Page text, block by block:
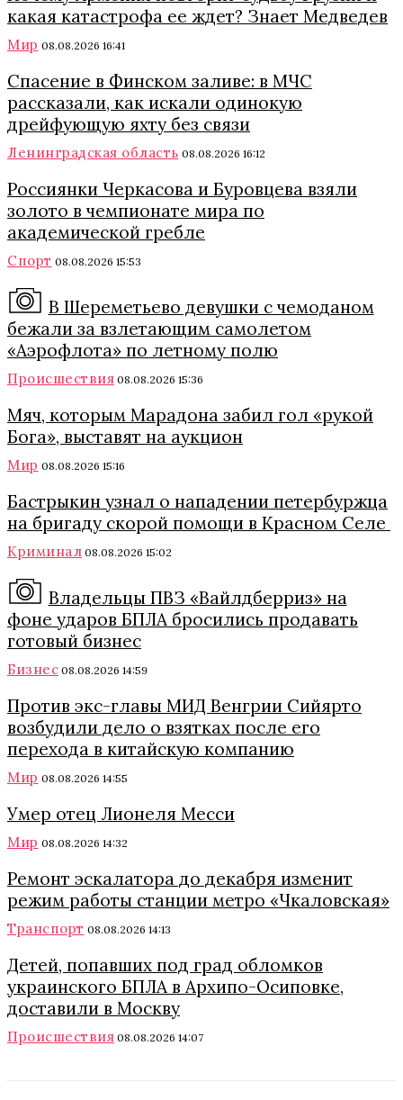
какая катастрофа ее ждет? Знает Медведев
Мир 08.08.2026 16:41
Спасение в Финском заливе: в МЧС
рассказали, как искали одинокую
дрейфующую яхту без связи
Ленинградская область 08.08.2026 16:12
Россиянки Черкасова и Буровцева взяли
золото в чемпионате мира по
академической гребле
Спорт 08.08.2026 15:53
В Шереметьево девушки с чемоданом
бежали за взлетающим самолетом
«Аэрофлота» по летному полю
Происшествия 08.08.2026 15:36
Мяч, которым Марадона забил гол «рукой
Бога», выставят на аукцион
Мир 08.08.2026 15:16
Бастрыкин узнал о нападении петербуржца
на бригаду скорой помощи в Красном Селе
Криминал 08.08.2026 15:02
Владельцы ПВЗ «Вайлдберриз» на
фоне ударов БПЛА бросились продавать
готовый бизнес
Бизнес 08.08.2026 14:59
Против экс-главы МИД Венгрии Сийярто
возбудили дело о взятках после его
перехода в китайскую компанию
Мир 08.08.2026 14:55
Умер отец Лионеля Месси
Мир 08.08.2026 14:32
Ремонт эскалатора до декабря изменит
режим работы станции метро «Чкаловская»
Транспорт 08.08.2026 14:13
Детей, попавших под град обломков
украинского БПЛА в Архипо-Осиповке,
доставили в Москву
Происшествия 08.08.2026 14:07